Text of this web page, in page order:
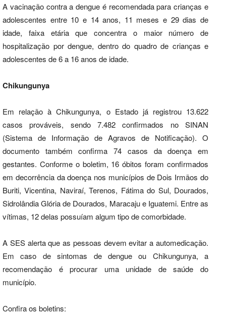
A vacinação contra a dengue é recomendada para crianças e
adolescentes entre 10 e 14 anos, 11 meses e 29 dias de
idade, faixa etária que concentra o maior número de
hospitalização por dengue, dentro do quadro de crianças e
adolescentes de 6 a 16 anos de idade.
Chikungunya
Em relação à Chikungunya, o Estado já registrou 13.622
casos prováveis, sendo 7.482 confirmados no SINAN
(Sistema de Informação de Agravos de Notificação). O
documento também confirma 74 casos da doença em
gestantes. Conforme o boletim, 16 óbitos foram confirmados
em decorrência da doença nos municípios de Dois Irmãos do
Buriti, Vicentina, Naviraí, Terenos, Fátima do Sul, Dourados,
Sidrolândia Glória de Dourados, Maracaju e Iguatemi. Entre as
vítimas, 12 delas possuíam algum tipo de comorbidade.
A SES alerta que as pessoas devem evitar a automedicação.
Em caso de sintomas de dengue ou Chikungunya, a
recomendação é procurar uma unidade de saúde do
município.
Confira os boletins: